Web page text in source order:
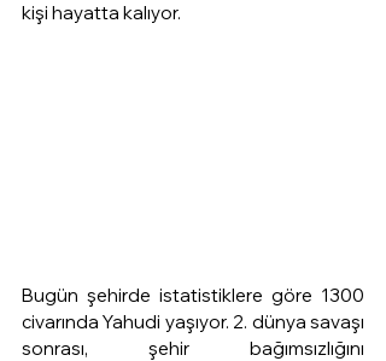
kişi hayatta kalıyor.
Bugün şehirde istatistiklere göre 1300
civarında Yahudi yaşıyor. 2. dünya savaşı
sonrası, şehir bağımsızlığını